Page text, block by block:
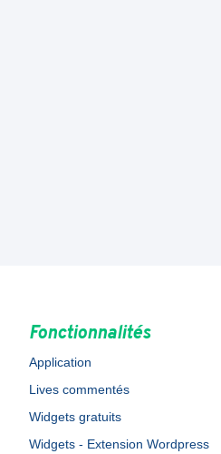
Fonctionnalités
Application
Lives commentés
Widgets gratuits
Widgets - Extension Wordpress